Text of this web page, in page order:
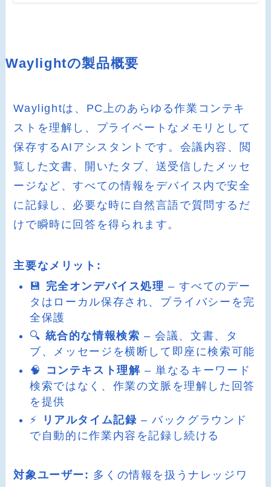
Waylightの製品概要
Waylightは、PC上のあらゆる作業コンテキ
ストを理解し、プライベートなメモリとして
保存するAIアシスタントです。会議内容、閲
覧した文書、開いたタブ、送受信したメッセ
ージなど、すべての情報をデバイス内で安全
に記録し、必要な時に自然言語で質問するだ
けで瞬時に回答を得られます。
主要なメリット:
💾 完全オンデバイス処理 – すべてのデー
タはローカル保存され、プライバシーを完
全保護
🔍 統合的な情報検索 – 会議、文書、タ
ブ、メッセージを横断して即座に検索可能
🧠
コンテキスト理解 – 単なるキーワード
検索ではなく、作業の文脈を理解した回答
を提供
⚡
リアルタイム記録 – バックグラウンド
で自動的に作業内容を記録し続ける
対象ユーザー: 多くの情報を扱うナレッジワ